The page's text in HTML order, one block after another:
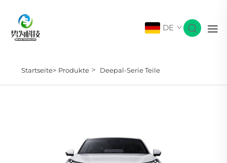
DE
Startseite> Produkte> Deepal-Serie Teile